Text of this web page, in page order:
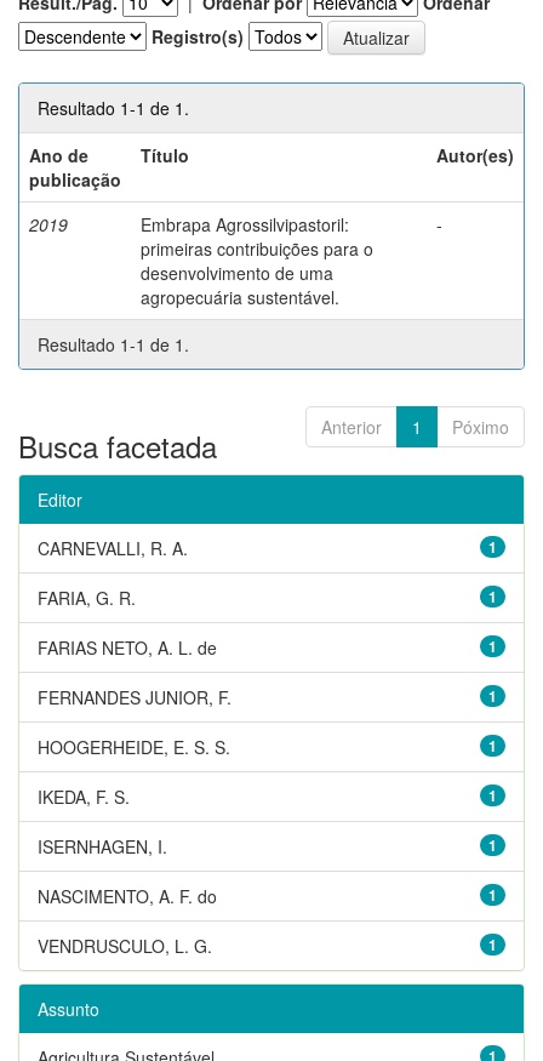
Registro(s)
Resultado 1-1 de 1.
Ano de
publicação
Título Autor(es)
2019
Embrapa Agrossilvipastoril:
primeiras contribuições para o
desenvolvimento de uma
agropecuária sustentável.
-
Resultado 1-1 de 1.
Anterior 1 Póximo
Busca facetada
Editor
1
CARNEVALLI, R. A.
1
FARIA, G. R.
1
FARIAS NETO, A. L. de
1
FERNANDES JUNIOR, F.
1
HOOGERHEIDE, E. S. S.
1
IKEDA, F. S.
1
ISERNHAGEN, I.
1
NASCIMENTO, A. F. do
1
VENDRUSCULO, L. G.
Assunto
1